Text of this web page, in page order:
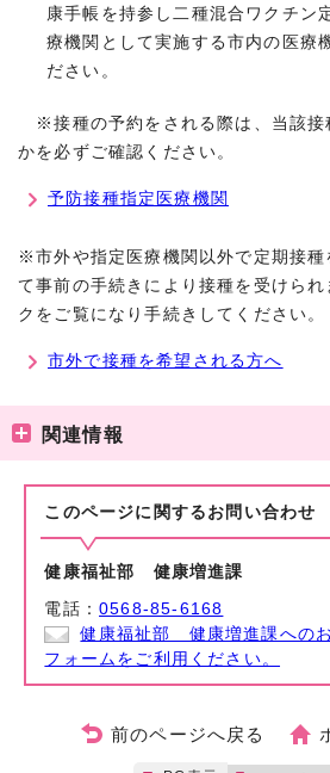
康手帳を持参し二種混合ワクチン
療機関として実施する市内の医療
ださい。
※接種の予約をされる際は、当該接
かを必ずご確認ください。
予防接種指定医療機関
※市外や指定医療機関以外で定期接種
て事前の手続きにより接種を受けら
クをご覧になり手続きしてください。
市外で接種を希望される方へ
関連情報
このページに関する お問い合わせ
健康福祉部 健康増進課
電話：0568-85-6168
健康福祉部 健康増進課への
フォームをご利用ください。
前のページへ戻る